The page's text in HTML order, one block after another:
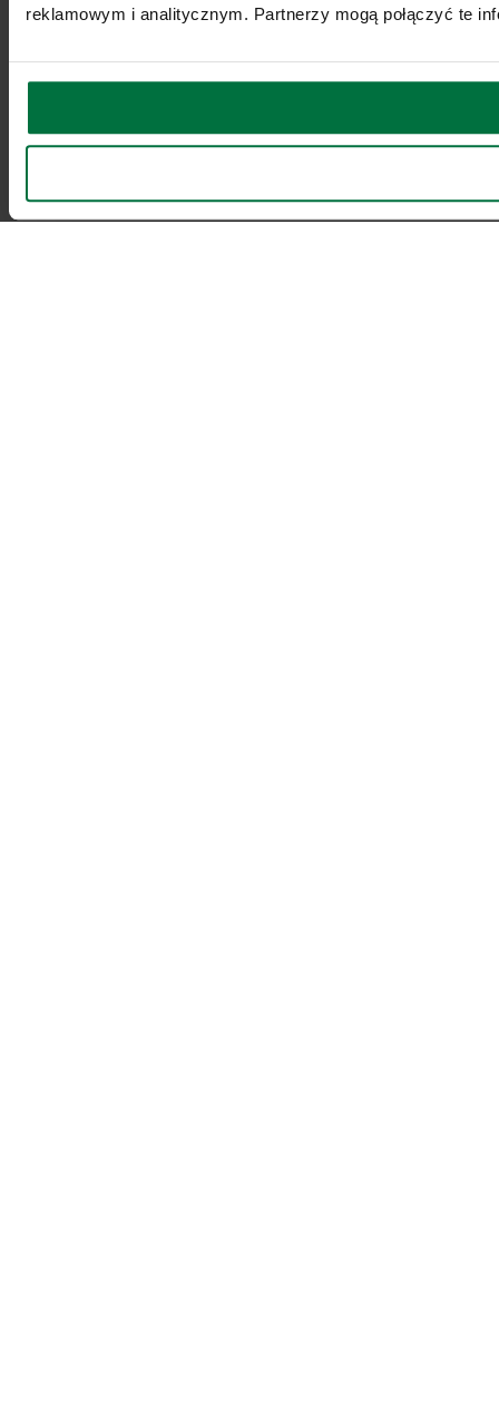
reklamowym i analitycznym. Partnerzy mogą połączyć te